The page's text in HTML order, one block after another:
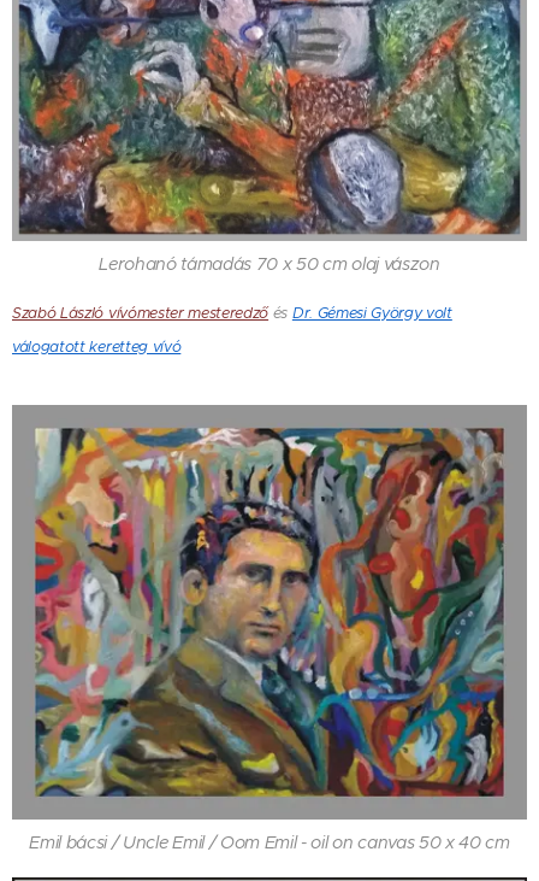
Lerohanó támadás 70 x 50 cm olaj vászon
Szabó László vívómester mesteredzőés Dr. Gémesi György volt
válogatott keretteg vívó
Emil bácsi / Uncle Emil / Oom Emil - oil on canvas 50 x 40 cm